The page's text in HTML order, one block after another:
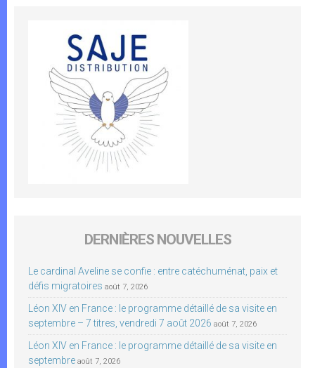
DERNIÈRES NOUVELLES
Le cardinal Aveline se confie : entre catéchuménat, paix et
défis migratoires août 7, 2026
Léon XIV en France : le programme détaillé de sa visite en
septembre – 7 titres, vendredi 7 août 2026 août 7, 2026
Léon XIV en France : le programme détaillé de sa visite en
septembre août 7, 2026